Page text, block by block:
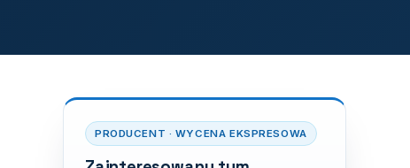
PRODUCENT · WYCENA EKSPRESOWA